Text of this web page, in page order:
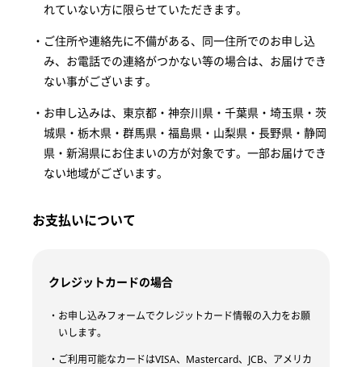
れていない方に限らせていただきます。
ご住所や連絡先に不備がある、同一住所でのお申し込
み、お電話での連絡がつかない等の場合は、お届けでき
ない事がございます。
お申し込みは、東京都・神奈川県・千葉県・埼玉県・茨
城県・栃木県・群馬県・福島県・山梨県・長野県・静岡
県・新潟県にお住まいの方が対象です。一部お届けでき
ない地域がございます。
お支払いについて
クレジットカードの場合
お申し込みフォームでクレジットカード情報の入力をお願
いします。
ご利用可能なカードはVISA、Mastercard、JCB、アメリカ